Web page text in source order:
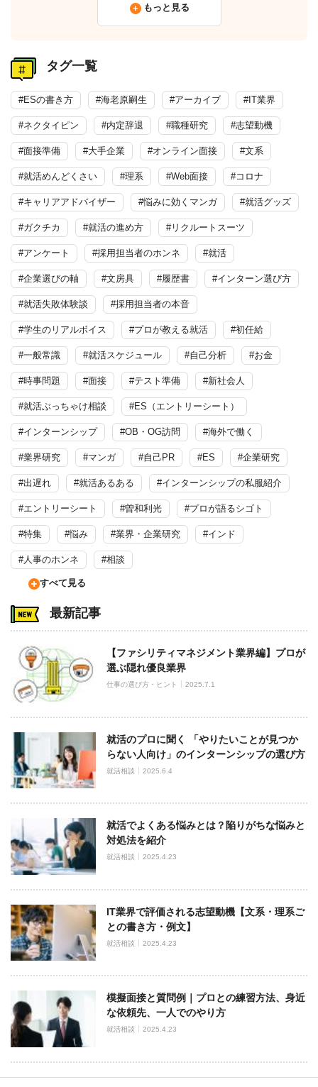
もっと見る
タグ一覧
#ESの書き方 #海老原嗣生 #アーカイブ #IT業界
#ネクタイピン #内定辞退 #職種研究 #志望動機
#面接準備 #大手企業 #オンライン面接 #文系
#就活めんどくさい #理系 #Web面接 #コロナ
#キャリアアドバイザー #悩みに効くマンガ #就活グッズ
#ガクチカ #就活の進め方 #リクルートスーツ
#アンケート #採用担当者のホンネ #就活
#企業選びの軸 #文房具 #履歴書 #インターン選び方
#就活失敗体験談 #採用担当者の本音
#学生のリアルボイス #プロが教える就活 #初任給
#一般常識 #就活スケジュール #自己分析 #お金
#時事問題 #面接 #テスト準備 #新社会人
#就活ぶっちゃけ相談 #ES（エントリーシート）
#インターンシップ #OB・OG訪問 #海外で働く
#業界研究 #マンガ #自己PR #ES #企業研究
#出遅れ #就活あるある #インターンシップの私服紹介
#エントリーシート #曽和利光 #プロが語るシゴト
#特集 #悩み #業界・企業研究 #インド
#人事のホンネ #相談
すべて見る
最新記事
【ファシリティマネジメント業界編】プロが
選ぶ隠れ優良業界
仕事の選び方・ヒント 2025.7.1
就活のプロに聞く 「やりたいことが見つか
らない人向け」のインターンシップの選び方
就活相談 2025.6.4
就活でよくある悩みとは？陥りがちな悩みと
対処法を紹介
就活相談 2025.4.23
IT業界で評価される志望動機【文系・理系ご
との書き方・例文】
就活相談 2025.4.23
模擬面接と質問例｜プロとの練習方法、身近
な依頼先、一人でのやり方
就活相談 2025.4.23